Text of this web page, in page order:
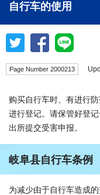
自行车的使用
Page Number 2000213
购买自行车时、有进行
进行登记。请保管好登
出所提交受害申报。
岐阜县自行车条例
为减少由于自行车造成